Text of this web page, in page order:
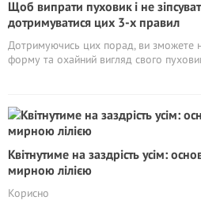
Щоб випрати пуховик і не
дотримуватися цих 3-х правил
Дотримуючись цих порад, ви зможете
форму та охайний вигляд свого
Квітнутиме на заздрість усім:
мирною лілією
Корисно